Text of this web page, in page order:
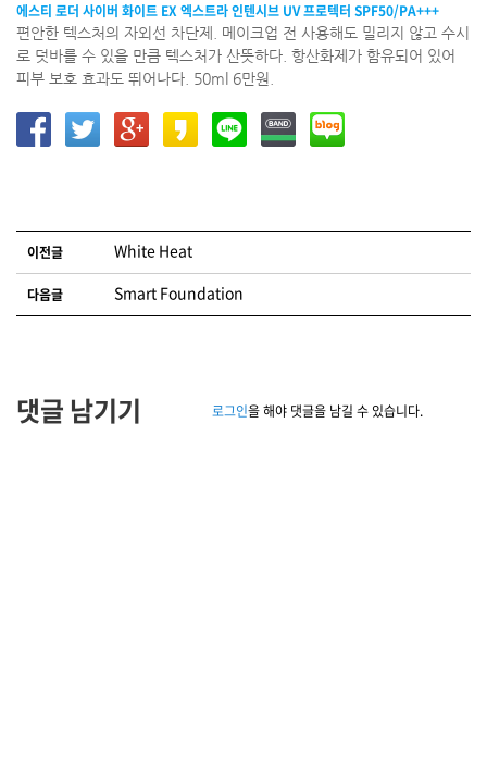
에스티 로더 사이버 화이트 EX 엑스트라 인텐시브 UV 프로텍터 SPF50/PA+++
편안한 텍스처의 자외선 차단제. 메이크업 전 사용해도 밀리지 않고 수시
로 덧바를 수 있을 만큼 텍스처가 산뜻하다. 항산화제가 함유되어 있어
피부 보호 효과도 뛰어나다. 50ml 6만원.
글 네비게이션
이전글 White Heat
다음글 Smart Foundation
댓글 남기기 로그인을 해야 댓글을 남길 수 있습니다.